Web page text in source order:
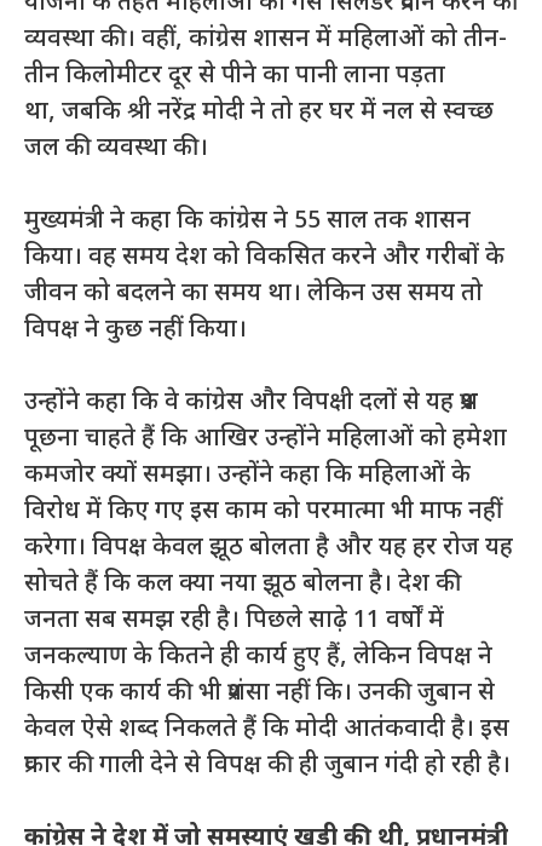
व्यवस्था की। वहीं, कांग्रेस शासन में महिलाओं को तीन-
तीन किलोमीटर दूर से पीने का पानी लाना पड़ता
था, जबकि श्री नरेंद्र मोदी ने तो हर घर में नल से स्वच्छ
जल की व्यवस्था की।
मुख्यमंत्री ने कहा कि कांग्रेस ने 55 साल तक शासन
किया। वह समय देश को विकसित करने और गरीबों के
जीवन को बदलने का समय था। लेकिन उस समय तो
विपक्ष ने कुछ नहीं किया।
उन्होंने कहा कि वे कांग्रेस और विपक्षी दलों से यह प्रश्न
पूछना चाहते हैं कि आखिर उन्होंने महिलाओं को हमेशा
कमजोर क्यों समझा। उन्होंने कहा कि महिलाओं के
विरोध में किए गए इस काम को परमात्मा भी माफ नहीं
करेगा। विपक्ष केवल झूठ बोलता है और यह हर रोज यह
सोचते हैं कि कल क्या नया झूठ बोलना है। देश की
जनता सब समझ रही है। पिछले साढ़े 11 वर्षों में
जनकल्याण के कितने ही कार्य हुए हैं, लेकिन विपक्ष ने
किसी एक कार्य की भी प्रशंसा नहीं कि। उनकी जुबान से
केवल ऐसे शब्द निकलते हैं कि मोदी आतंकवादी है। इस
प्रकार की गाली देने से विपक्ष की ही जुबान गंदी हो रही है।
कांग्रेस ने देश में जो समस्याएं खड़ी की थी, प्रधानमंत्री